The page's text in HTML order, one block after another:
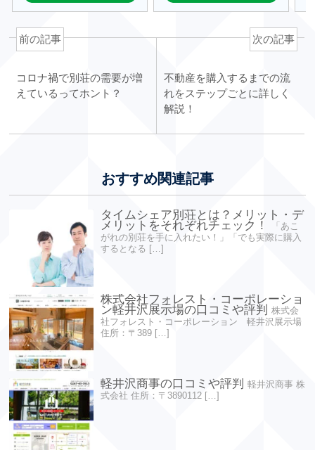
前の記事
コロナ禍で別荘の需要が増
えているってホント？
次の記事
不動産を購入するまでの流
れをステップごとに詳しく
解説！
おすすめ関連記事
タイムシェア別荘とは？メリット・デ
メリットをそれぞれチェック！
「あこ
がれの別荘を手に入れたい！」「でも実際に購入
するとなる […]
株式会社フォレスト・コーポレーショ
ン軽井沢展示場の口コミや評判
株式会
社フォレスト・コーポレーション 軽井沢展示場
住所：〒389 […]
軽井沢商事の口コミや評判
軽井沢商事 株
式会社 住所：〒3890112 […]